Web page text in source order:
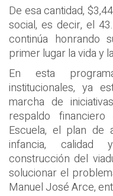
De esa cantidad,
social, es decir, el
continúa honrando
primer lugar la vida y
En esta
institucionales, ya
marcha de
respaldo
Escuela, el plan de
infancia, calidad
construcción del
solucionar el
Manuel José Arce,